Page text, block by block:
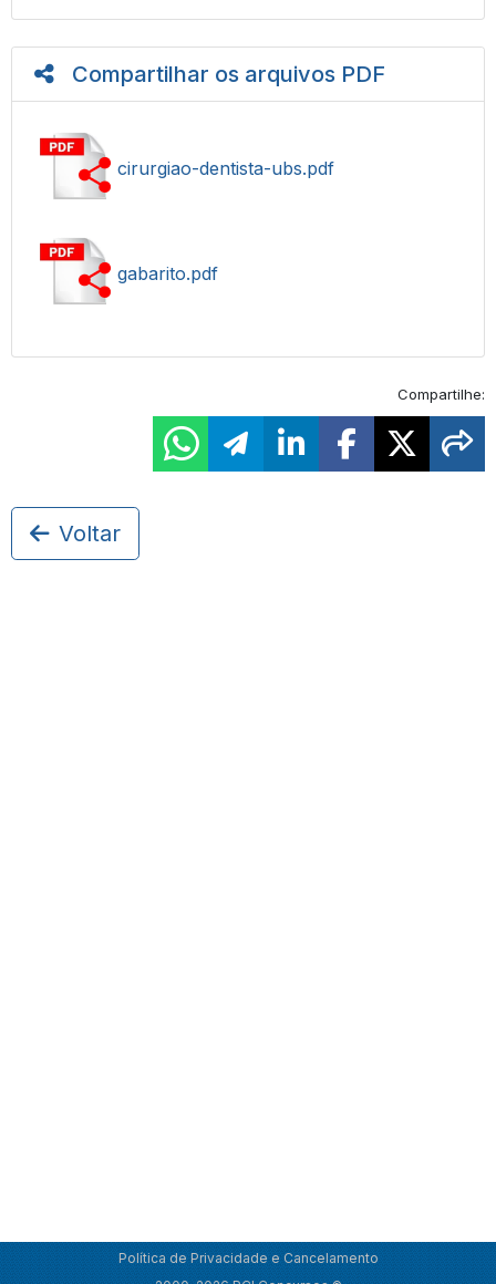
Compartilhar os arquivos PDF
cirurgiao-dentista-ubs.pdf
gabarito.pdf
Compartilhe:
Voltar
Política de Privacidade e Cancelamento